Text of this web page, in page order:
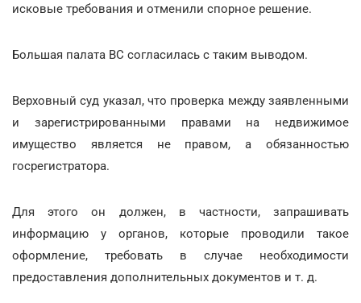
исковые требования и отменили спорное решение.
Большая палата ВС согласилась с таким выводом.
Верховный суд указал, что проверка между заявленными
и зарегистрированными правами на недвижимое
имущество является не правом, а обязанностью
госрегистратора.
Для этого он должен, в частности, запрашивать
информацию у органов, которые проводили такое
оформление, требовать в случае необходимости
предоставления дополнительных документов и т. д.